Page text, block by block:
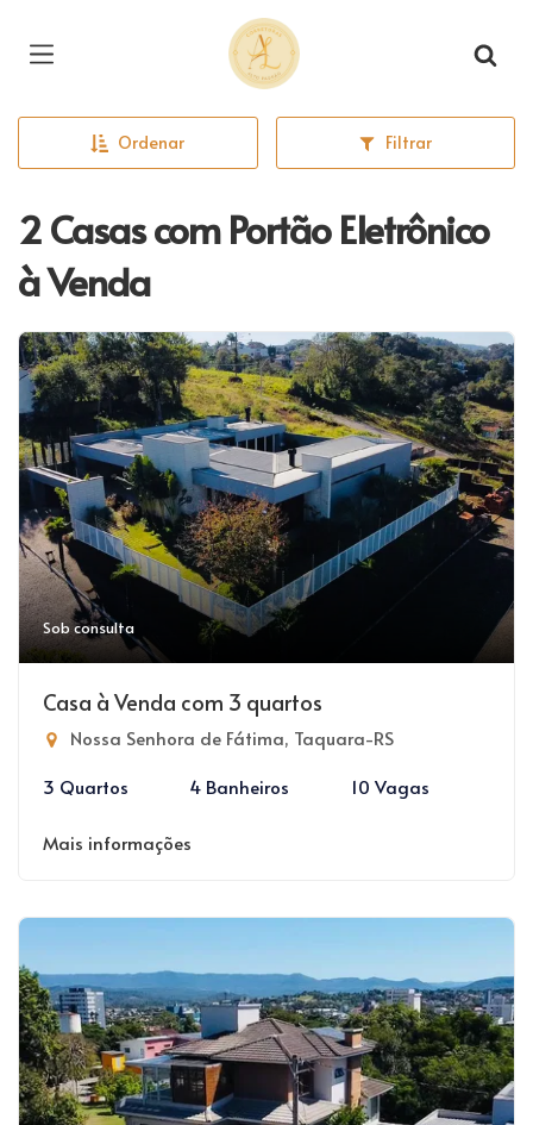
Página inicial
Ordenar Filtrar
2 Casas com Portão Eletrônico
à Venda
Sob consulta
Casa à Venda com 3 quartos
Nossa Senhora de Fátima, Taquara-RS
3 Quartos
4 Banheiros 10 Vagas
Mais informações